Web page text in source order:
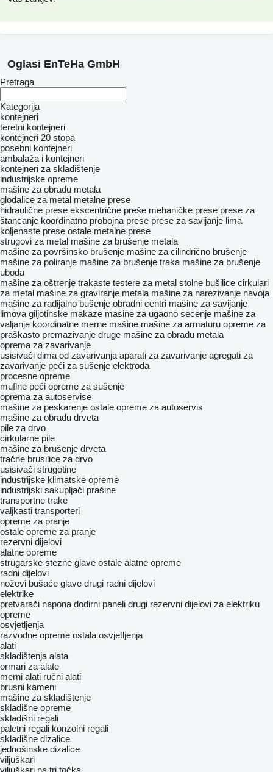
Oglasi EnTeHa GmbH
Pretraga
Kategorija
kontejneri
teretni kontejneri
kontejneri 20 stopa
posebni kontejneri
ambalaža i kontejneri
kontejneri za skladištenje
industrijske opreme
mašine za obradu metala
glodalice za metal metalne prese
hidraulične prese ekscentrične preše mehaničke prese prese za
štancanje koordinatno probojna prese prese za savijanje lima
koljenaste prese ostale metalne prese
strugovi za metal mašine za brušenje metala
mašine za površinsko brušenje mašine za cilindrično brušenje
mašine za poliranje mašine za brušenje traka mašine za brušenje
uboda
mašine za oštrenje trakaste testere za metal stolne bušilice cirkulari
za metal mašine za graviranje metala mašine za narezivanje navoja
mašine za radijalno bušenje obradni centri mašine za savijanje
limova giljotinske makaze masine za ugaono secenje mašine za
valjanje koordinatne merne mašine mašine za armaturu opreme za
praškasto premazivanje druge mašine za obradu metala
oprema za zavarivanje
usisivači dima od zavarivanja aparati za zavarivanje agregati za
zavarivanje peći za sušenje elektroda
procesne opreme
muflne peći opreme za sušenje
oprema za autoservise
mašine za peskarenje ostale opreme za autoservis
mašine za obradu drveta
pile za drvo
cirkularne pile
mašine za brušenje drveta
tračne brusilice za drvo
usisivači strugotine
industrijske klimatske opreme
industrijski sakupljači prašine
transportne trake
valjkasti transporteri
opreme za pranje
ostale opreme za pranje
rezervni dijelovi
alatne opreme
strugarske stezne glave ostale alatne opreme
radni dijelovi
noževi bušaće glave drugi radni dijelovi
elektrike
pretvarači napona dodirni paneli drugi rezervni dijelovi za elektriku
opreme
osvjetljenja
razvodne opreme ostala osvjetljenja
alati
skladištenja alata
ormari za alate
merni alati ručni alati
brusni kameni
mašine za skladištenje
skladišne opreme
skladišni regali
paletni regali konzolni regali
skladišne dizalice
jednošinske dizalice
viljuškari
viljuškari na tri točka